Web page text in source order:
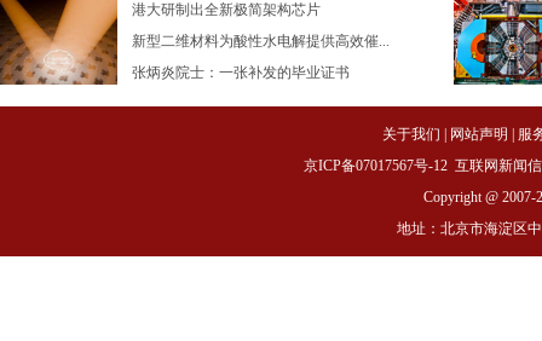
港大研制出全新极简架构芯片
新型二维材料为酸性水电解提供高效催...
张炳炎院士：一张补发的毕业证书
关于我们 网站声明
服
京ICP备07017567号-12 互联网新闻
Copyright @ 2007-
地址：北京市海淀区